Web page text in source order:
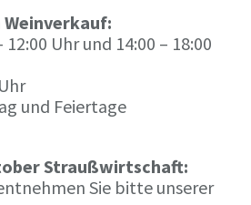
12:00 Uhr und 14:00 – 18:00
und Feiertage
Straußwirtschaft:
Sie bitte unserer